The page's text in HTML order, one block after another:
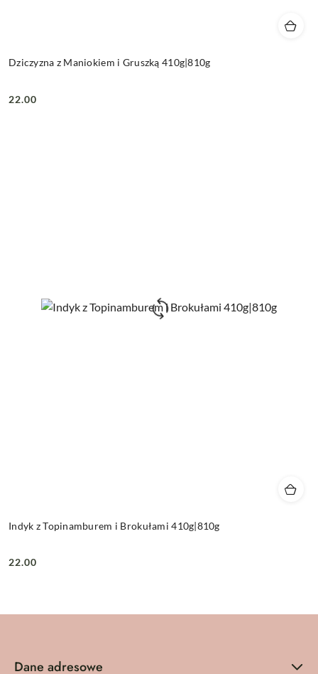
Dziczyzna z Maniokiem i Gruszką 410g|810g
Cena:
22.00
Indyk z Topinamburem i Brokułami 410g|810g
Cena:
22.00
Dane adresowe